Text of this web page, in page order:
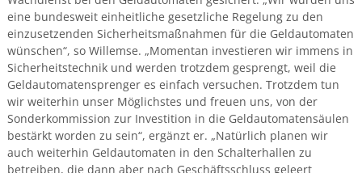
eine bundesweit einheitliche gesetzliche Regelung zu den
einzusetzenden Sicherheitsmaßnahmen für die Geldautomaten
wünschen“, so Willemse. „Momentan investieren wir immens in
Sicherheitstechnik und werden trotzdem gesprengt, weil die
Geldautomatensprenger es einfach versuchen. Trotzdem tun
wir weiterhin unser Möglichstes und freuen uns, von der
Sonderkommission zur Investition in die Geldautomatensäulen
bestärkt worden zu sein“, ergänzt er. „Natürlich planen wir
auch weiterhin Geldautomaten in den Schalterhallen zu
betreiben, die dann aber nach Geschäftsschluss geleert